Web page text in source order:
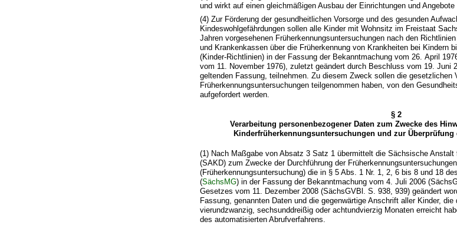
und wirkt auf einen gleichmäßigen Ausbau der Einrichtungen und Angebote
(4) Zur Förderung der gesundheitlichen Vorsorge und des gesunden
Kindeswohlgefährdungen sollen alle Kinder mit Wohnsitz im Freistaat
Jahren vorgesehenen Früherkennungsuntersuchungen nach den
und Krankenkassen über die Früherkennung von Krankheiten bei Kindern
(Kinder-Richtlinien) in der Fassung der Bekanntmachung vom 26. April
vom 11. November 1976), zuletzt geändert durch Beschluss vom 19. Juni
geltenden Fassung, teilnehmen. Zu diesem Zweck sollen die gesetzlichen
Früherkennungsuntersuchungen teilgenommen haben, von den
aufgefordert werden.
§ 2
Verarbeitung personenbezogener Daten zum Zwecke des
Kinderfrüherkennungsuntersuchungen und zur
(1) Nach Maßgabe von Absatz 3 Satz 1 übermittelt die Sächsische Anstalt
(SAKD) zum Zwecke der Durchführung der
(Früherkennungsuntersuchung) die in § 5 Abs. 1 Nr. 1, 2, 6 bis 8 und 18
(SächsMG) in der Fassung der Bekanntmachung vom 4. Juli 2006
Gesetzes vom 11. Dezember 2008 (SächsGVBl. S. 938, 939) geändert
Fassung, genannten Daten und die gegenwärtige Anschrift aller Kinder,
vierundzwanzig, sechsunddreißig oder achtundvierzig Monaten erreicht
des automatisierten Abrufverfahrens.